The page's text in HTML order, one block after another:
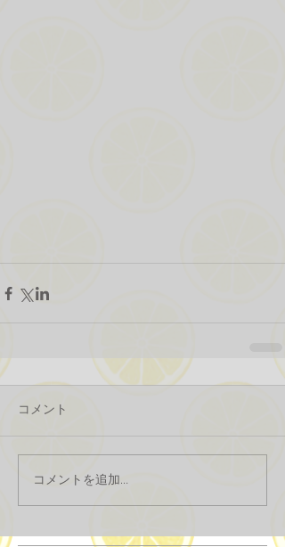
コメント
コメントを追加…